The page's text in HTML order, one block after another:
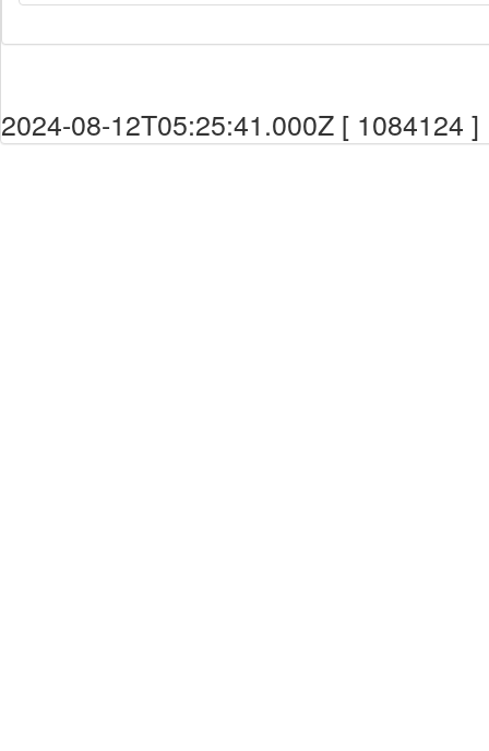
2024-08-12T05:25:41.000Z [ 1084124 ]